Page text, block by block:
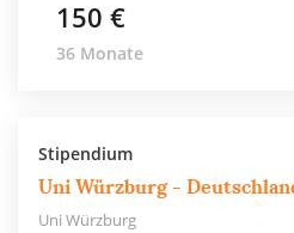
150 €
36 Monate
Stipendium
Uni Würzburg -
Uni Würzburg